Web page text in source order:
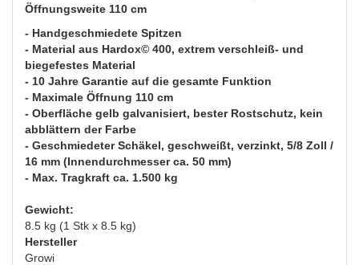
Öffnungsweite 110 cm
- Handgeschmiedete Spitzen
- Material aus Hardox© 400, extrem verschleiß- und
biegefestes Material
- 10 Jahre Garantie auf die gesamte Funktion
- Maximale Öffnung 110 cm
- Oberfläche gelb galvanisiert, bester Rostschutz, kein
abblättern der Farbe
- Geschmiedeter Schäkel, geschweißt, verzinkt, 5/8 Zoll /
16 mm (Innendurchmesser ca. 50 mm)
- Max. Tragkraft ca. 1.500 kg
Gewicht:
8.5 kg (1 Stk x 8.5 kg)
Hersteller
Growi